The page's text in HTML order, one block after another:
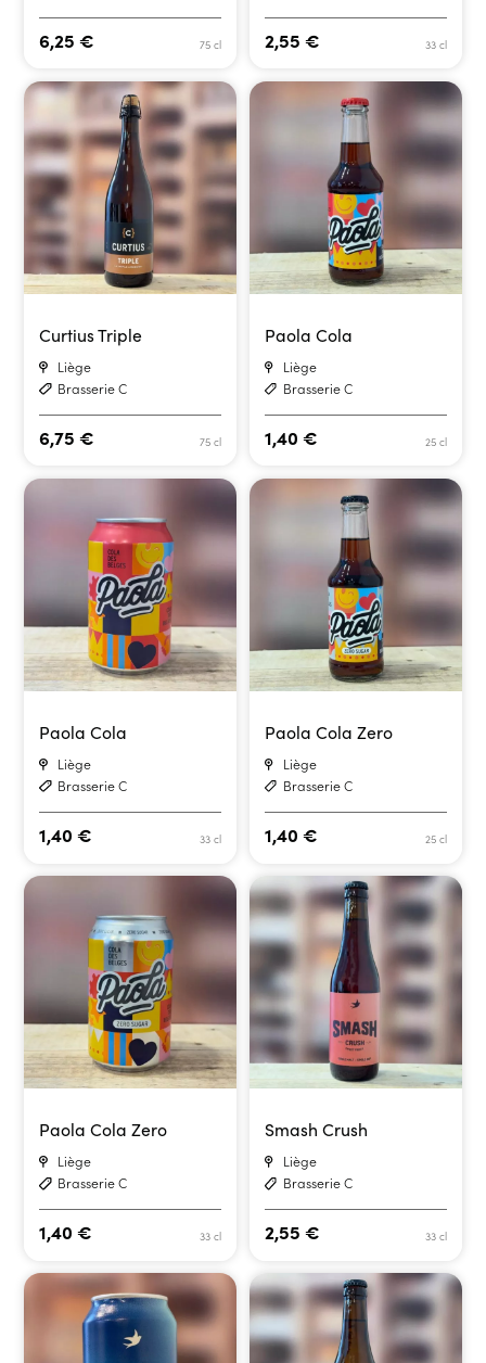
75 cl
6,25€ 33 cl
2,55 €
Curtius Triple
Liège
Brasserie C
75 cl
6,75€
Paola Cola
Liège
Brasserie C
25 cl
1,40 €
Paola Cola
Liège
Brasserie C
33 cl
1,40€
Paola Cola Zero
Liège
Brasserie C
25 cl
1,40 €
Paola Cola Zero
Liège
Brasserie C
33 cl
1,40€
Smash Crush
Liège
Brasserie C
33 cl
2,55 €